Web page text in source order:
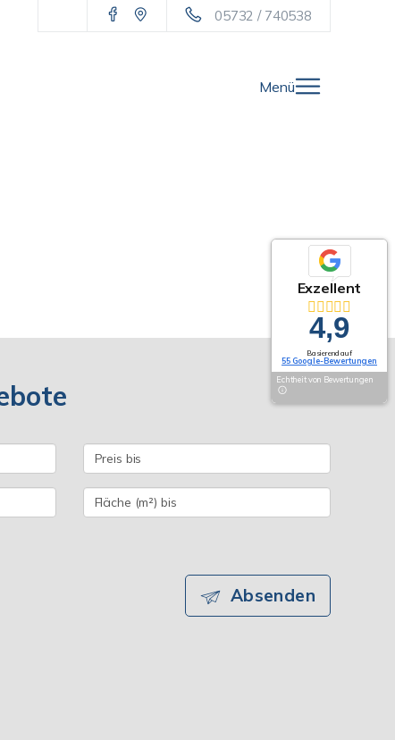
05732 / 740538
Menü
Absenden
Exzellent
4,9
Basierend auf
55 Google-Bewertungen
Echtheit von Bewertungen